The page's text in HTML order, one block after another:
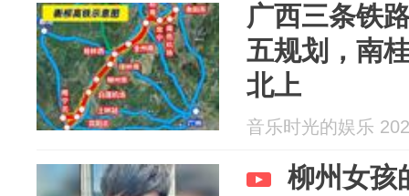
广西三条铁
五规划，南
北上
音乐时光的娱乐
柳州女孩